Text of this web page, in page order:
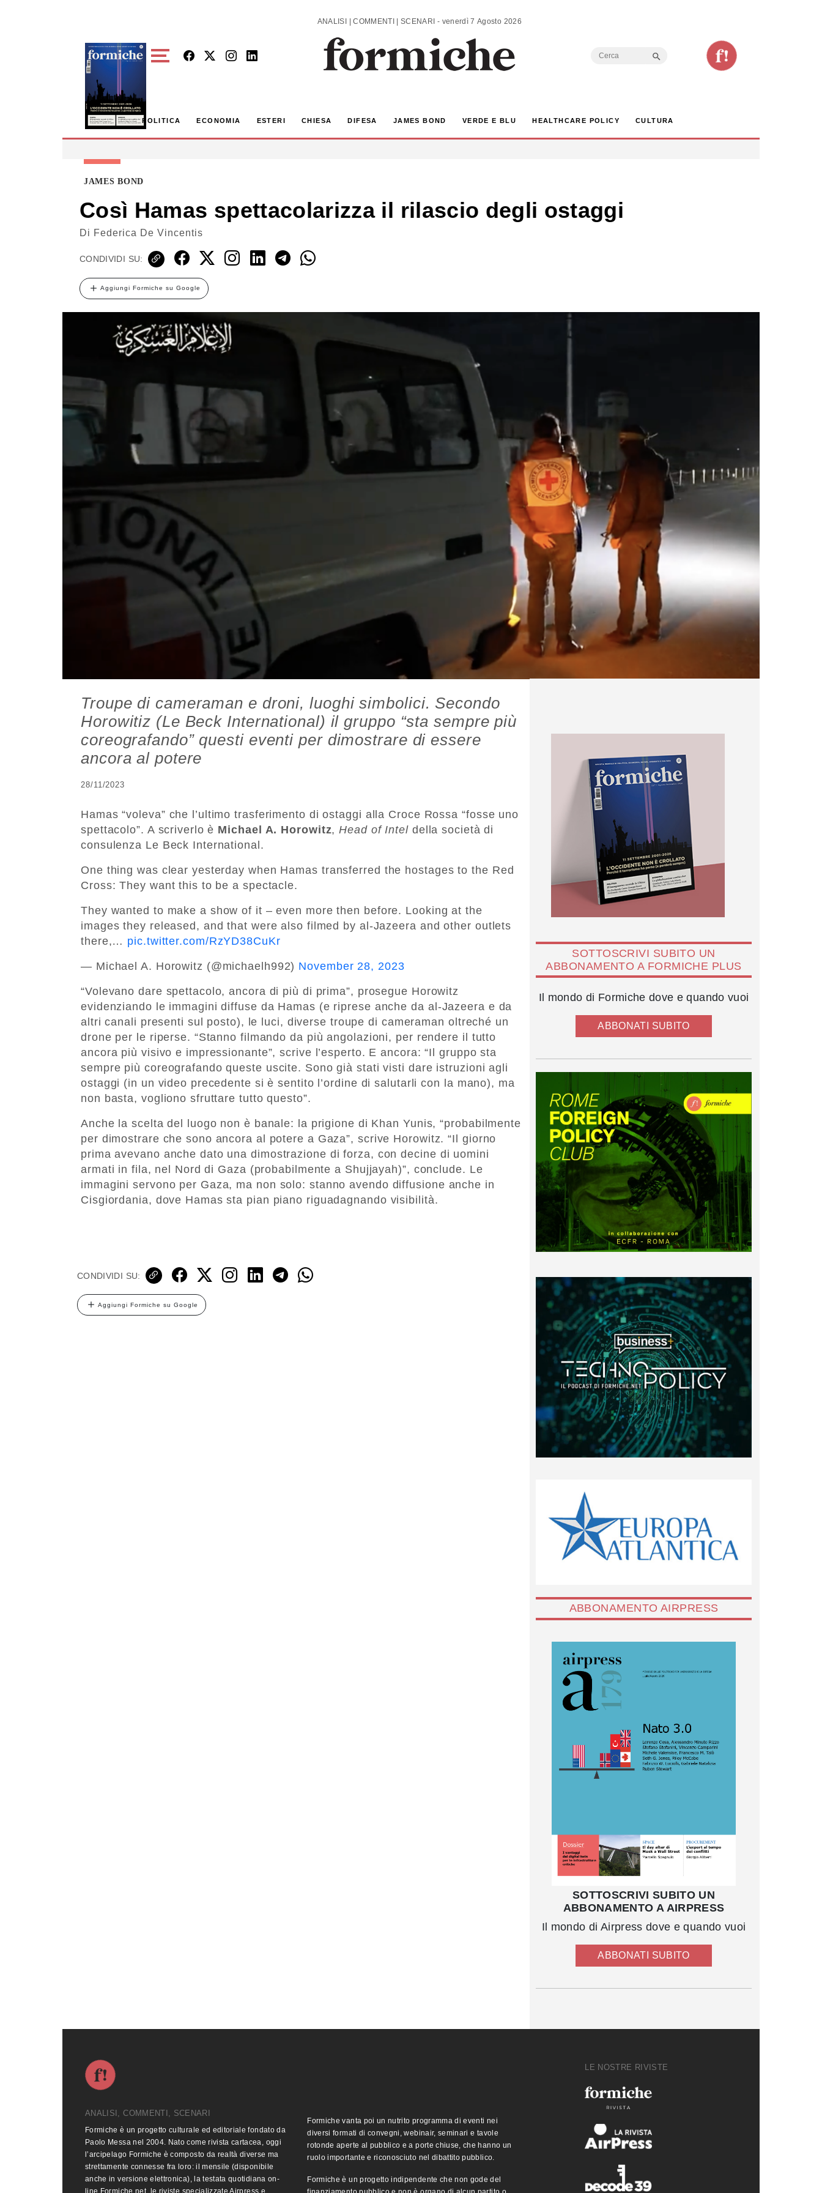
ANALISI | COMMENTI | SCENARI - venerdì 7 Agosto 2026
Search
POLITICA ECONOMIA ESTERI CHIESA DIFESA JAMES BOND VERDE E BLU HEALTHCARE POLICY CULTURA
JAMES BOND
Così Hamas spettacolarizza il rilascio degli ostaggi
Di Federica De Vincentis
CONDIVIDI SU:
Aggiungi Formiche su Google
Troupe di cameraman e droni, luoghi simbolici. Secondo
Horowitiz (Le Beck International) il gruppo “sta sempre più
coreografando” questi eventi per dimostrare di essere
ancora al potere
28/11/2023
Hamas “voleva” che l’ultimo trasferimento di ostaggi alla Croce Rossa “fosse uno
spettacolo”. A scriverlo è Michael A. Horowitz,Head of Inteldella società di
consulenza Le Beck International.
One thing was clear yesterday when Hamas transferred the hostages to the Red
Cross: They want this to be a spectacle.
They wanted to make a show of it – even more then before. Looking at the
images they released, and that were also filmed by al-Jazeera and other outlets
there,… pic.twitter.com/RzYD38CuKr
— Michael A. Horowitz (@michaelh992) November 28, 2023
“Volevano dare spettacolo, ancora di più di prima”, prosegue Horowitz
evidenziando le immagini diffuse da Hamas (e riprese anche da al-Jazeera e da
altri canali presenti sul posto), le luci, diverse troupe di cameraman oltreché un
drone per le riperse. “Stanno filmando da più angolazioni, per rendere il tutto
ancora più visivo e impressionante”, scrive l’esperto. E ancora: “Il gruppo sta
sempre più coreografando queste uscite. Sono già stati visti dare istruzioni agli
ostaggi (in un video precedente si è sentito l’ordine di salutarli con la mano), ma
non basta, vogliono sfruttare tutto questo”.
Anche la scelta del luogo non è banale: la prigione di Khan Yunis, “probabilmente
per dimostrare che sono ancora al potere a Gaza”, scrive Horowitz. “Il giorno
prima avevano anche dato una dimostrazione di forza, con decine di uomini
armati in fila, nel Nord di Gaza (probabilmente a Shujjayah)”, conclude. Le
immagini servono per Gaza, ma non solo: stanno avendo diffusione anche in
Cisgiordania, dove Hamas sta pian piano riguadagnando visibilità.
CONDIVIDI SU:
Aggiungi Formiche su Google
SOTTOSCRIVI SUBITO UN
ABBONAMENTO A FORMICHE PLUS
Il mondo di Formiche dove e quando vuoi
ABBONATI SUBITO
ABBONAMENTO AIRPRESS
SOTTOSCRIVI SUBITO UN
ABBONAMENTO A AIRPRESS
Il mondo di Airpress dove e quando vuoi
ABBONATI SUBITO
ANALISI, COMMENTI, SCENARI
Formiche è un progetto culturale ed editoriale fondato da
Paolo Messa nel 2004. Nato come rivista cartacea, oggi
l’arcipelago Formiche è composto da realtà diverse ma
strettamente connesse fra loro: il mensile (disponibile
anche in versione elettronica), la testata quotidiana on-
line Formiche.net, le riviste specializzate Airpress e
Formiche vanta poi un nutrito programma di eventi nei
diversi formati di convegni, webinair, seminari e tavole
rotonde aperte al pubblico e a porte chiuse, che hanno un
ruolo importante e riconosciuto nel dibattito pubblico.
Formiche è un progetto indipendente che non gode del
LE NOSTRE RIVISTE